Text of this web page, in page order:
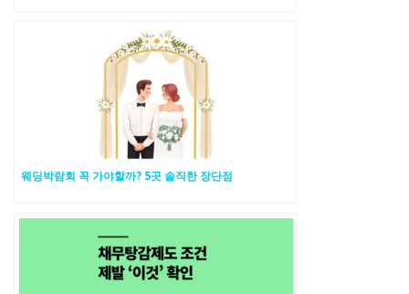
웨딩박람회 꼭 가야할까? 5곳 솔직한 장단점